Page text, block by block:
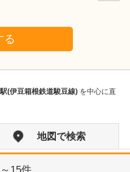
る
(伊豆箱根鉄道駿豆線) を中心に直
地図で検索